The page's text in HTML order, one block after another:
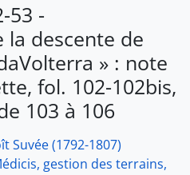
53 -
la descente de
» : note
fol. 102-102bis,
103 à 106
Suvée (1792-1807)
gestion des terrains,